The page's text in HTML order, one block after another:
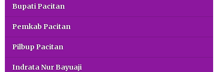
Bupati Pacitan
Pemkab Pacitan
Pilbup Pacitan
Indrata Nur Bayuaji